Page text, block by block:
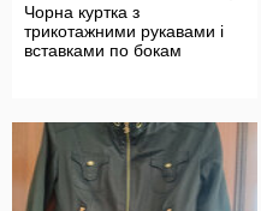
Чорна куртка з
трикотажними рукавами і
вставками по бокам